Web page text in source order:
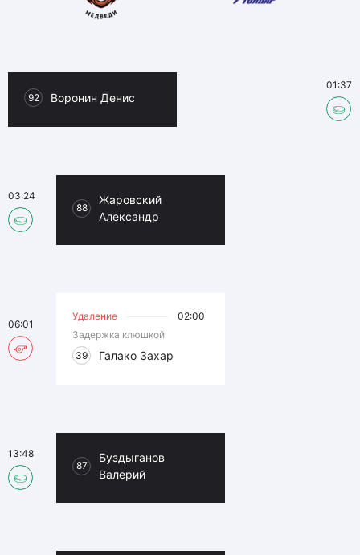
92 Воронин Денис
01:37
88
Жаровский
Александр
03:24
Удаление
02:00
Задержка клюшкой
39
Галако Захар
06:01
87
Буздыганов
Валерий
13:48